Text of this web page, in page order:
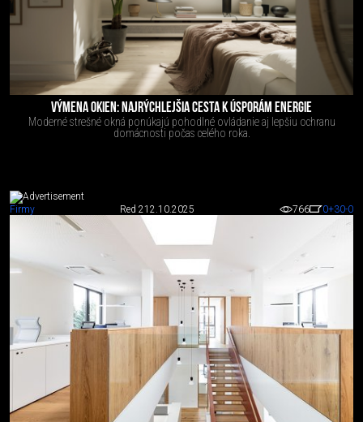
VÝMENA OKIEN: NAJRÝCHLEJŠIA CESTA K ÚSPORÁM ENERGIE
Moderné strešné okná ponúkajú pohodlné ovládanie aj lepšiu ochranu
domácnosti počas celého roka.
Firmy Red 212.10.2025 766 0+30-0